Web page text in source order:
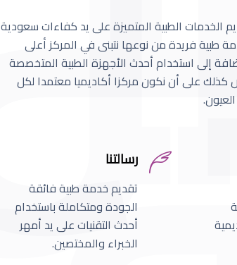
الخدمات الطبية المتميزة على يد كفاءات سعودية
طبية فريدة من نوعها نتبنى في المركز أعلى
إلى استخدام أحدث الأجهزة الطبية المتخصصة
على أن نكون مركزا أكاديميا معتمدا لكل
رسالتنا
تقديم خدمة طبية فائقة
الجودة ومتكاملة باستخدام
أحدث التقنيات على يد أمهر
الخبراء والمختصين.